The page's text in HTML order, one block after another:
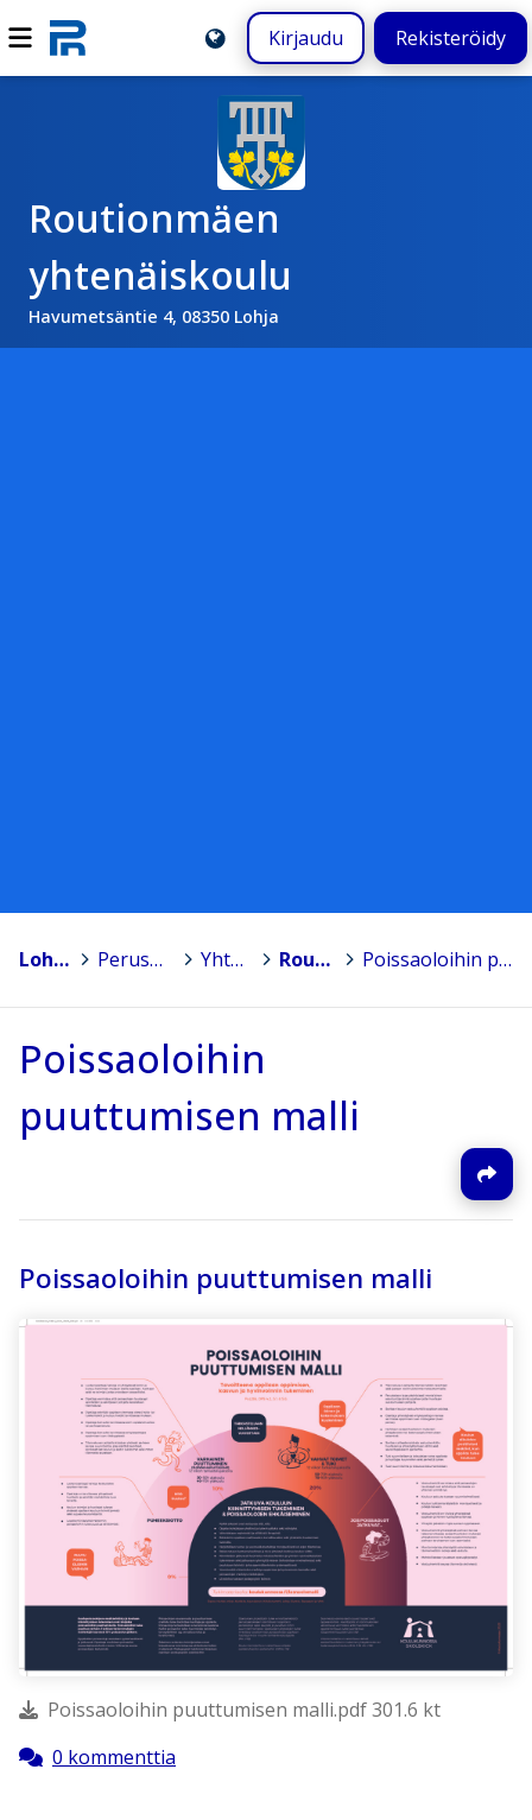
Kirjaudu Rekisteröidy
Routionmäen
yhtenäiskoulu
Havumetsäntie 4, 08350 Lohja
Lohja, Lojo Perusopetus - Grundläggande utbildning > Yhtenäiskoulut > Routionmäen yhtenäiskoulu > Poissaoloihin puuttumisen malli
Poissaoloihin
puuttumisen malli
Poissaoloihin puuttumisen malli
Poissaoloihin puuttumisen malli.pdf 301.6 kt
0 kommenttia